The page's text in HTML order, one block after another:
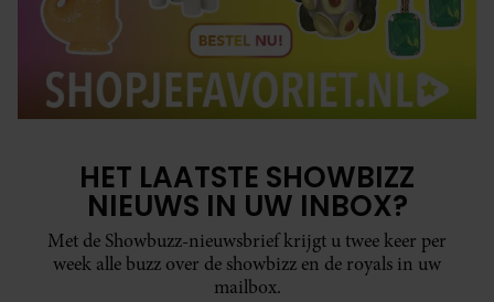
HET LAATSTE SHOWBIZZ
NIEUWS IN UW INBOX?
Met de Showbuzz-nieuwsbrief krijgt u twee keer per
week alle buzz over de showbizz en de royals in uw
mailbox.